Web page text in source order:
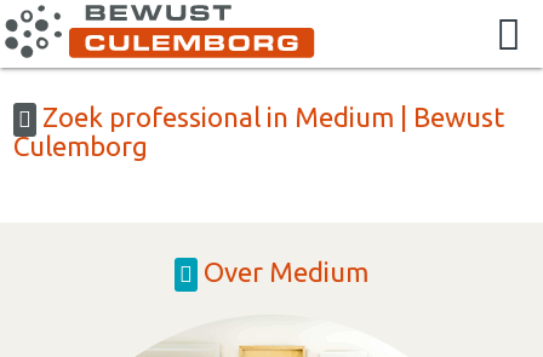
Zoek professional in Medium | Bewust
Culemborg
Over Medium